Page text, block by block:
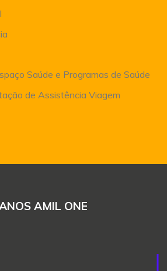
Saúde e Programas de Saúde
de Assistência Viagem
AMIL ONE